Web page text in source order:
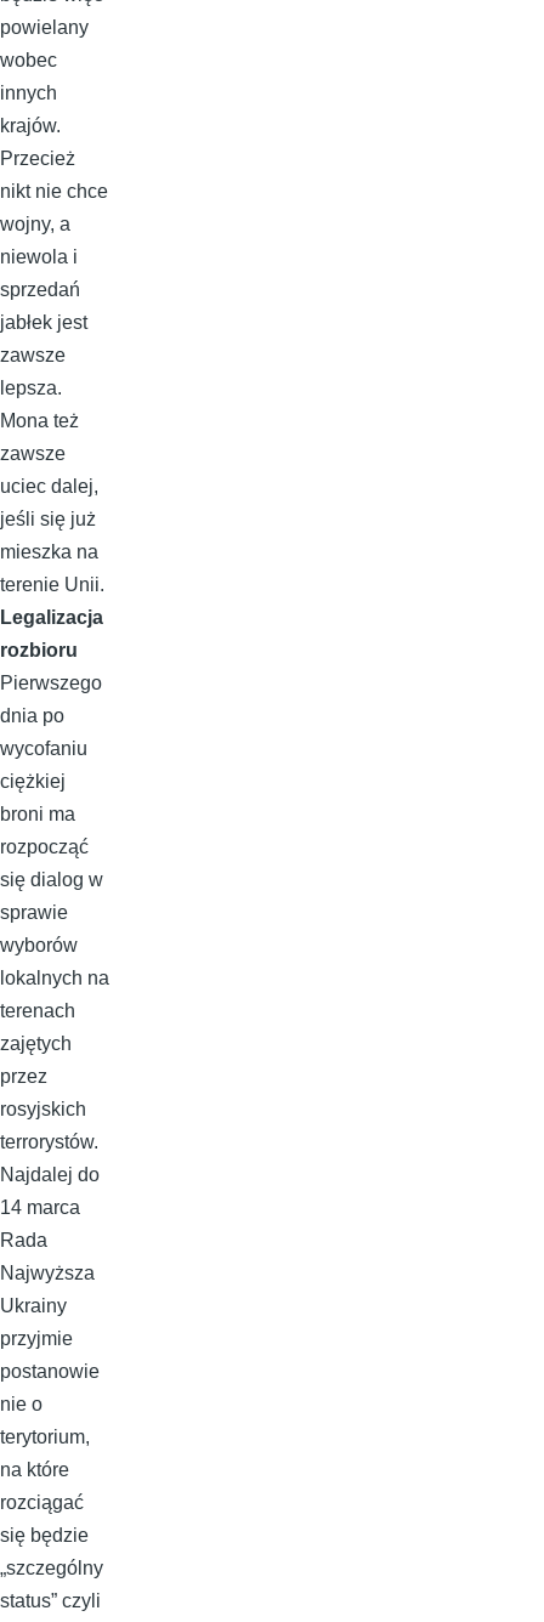
powielany
wobec
innych
krajów.
Przecież
nikt nie chce
wojny, a
niewola i
sprzedań
jabłek jest
zawsze
lepsza.
Mona też
zawsze
uciec dalej,
jeśli się już
mieszka na
terenie Unii.
Legalizacja
rozbioru
Pierwszego
dnia po
wycofaniu
ciężkiej
broni ma
rozpocząć
się dialog w
sprawie
wyborów
lokalnych na
terenach
zajętych
przez
rosyjskich
terrorystów.
Najdalej do
14 marca
Rada
Najwyższa
Ukrainy
przyjmie
postanowie
nie o
terytorium,
na które
rozciągać
się będzie
„szczególny
status” czyli